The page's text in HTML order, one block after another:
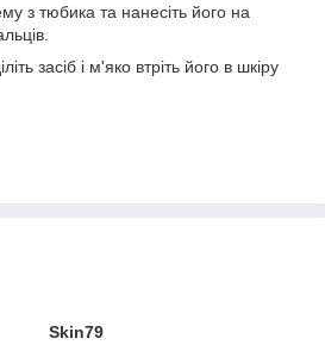
з тюбика та нанесіть його на
засіб і м'яко втріть його в шкіру
Skin79